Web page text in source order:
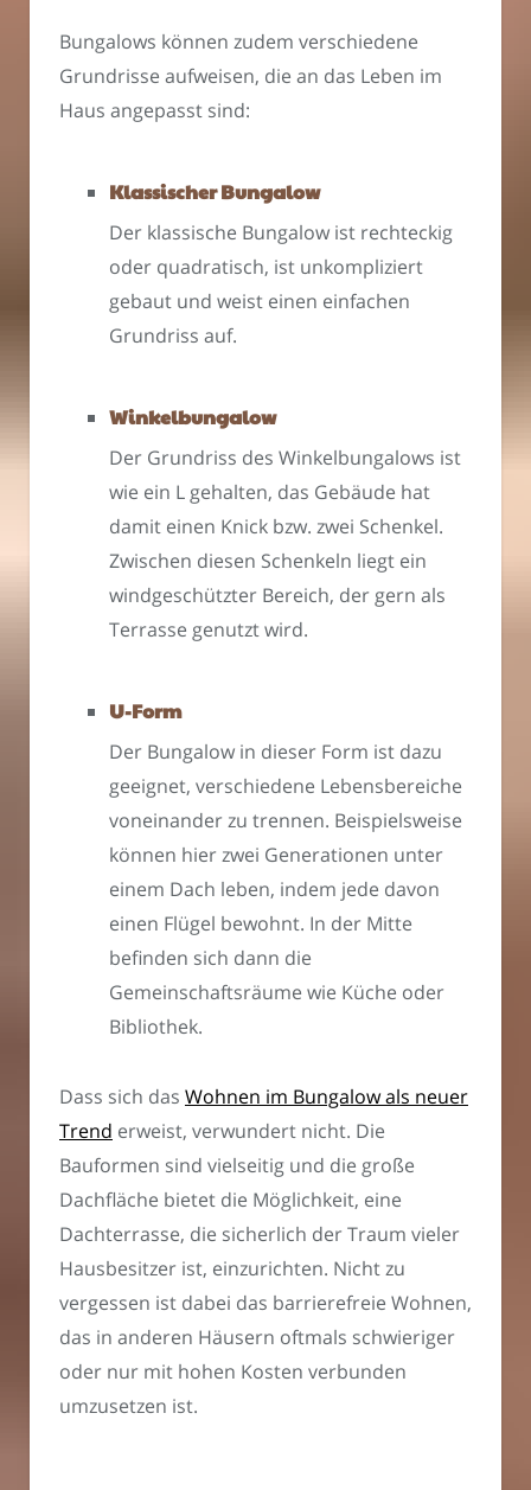
Bungalows können zudem verschiedene
Grundrisse aufweisen, die an das Leben im
Haus angepasst sind:
Klassischer Bungalow
Der klassische Bungalow ist rechteckig
oder quadratisch, ist unkompliziert
gebaut und weist einen einfachen
Grundriss auf.
Winkelbungalow
Der Grundriss des Winkelbungalows ist
wie ein L gehalten, das Gebäude hat
damit einen Knick bzw. zwei Schenkel.
Zwischen diesen Schenkeln liegt ein
windgeschützter Bereich, der gern als
Terrasse genutzt wird.
U-Form
Der Bungalow in dieser Form ist dazu
geeignet, verschiedene Lebensbereiche
voneinander zu trennen. Beispielsweise
können hier zwei Generationen unter
einem Dach leben, indem jede davon
einen Flügel bewohnt. In der Mitte
befinden sich dann die
Gemeinschaftsräume wie Küche oder
Bibliothek.
Dass sich das Wohnen im Bungalow als neuer
Trend erweist, verwundert nicht. Die
Bauformen sind vielseitig und die große
Dachfläche bietet die Möglichkeit, eine
Dachterrasse, die sicherlich der Traum vieler
Hausbesitzer ist, einzurichten. Nicht zu
vergessen ist dabei das barrierefreie Wohnen,
das in anderen Häusern oftmals schwieriger
oder nur mit hohen Kosten verbunden
umzusetzen ist.